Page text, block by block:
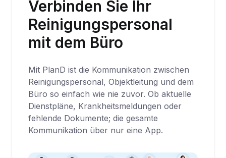
Verbinden Sie Ihr
Reinigungspersonal
mit dem Büro
Mit PlanD ist die Kommunikation zwischen
Reinigungspersonal, Objektleitung und dem
Büro so einfach wie nie zuvor. Ob aktuelle
Dienstpläne, Krankheitsmeldungen oder
fehlende Dokumente; die gesamte
Kommunikation über nur eine App.